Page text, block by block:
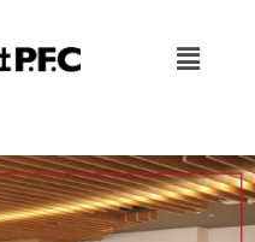
メ
ニ